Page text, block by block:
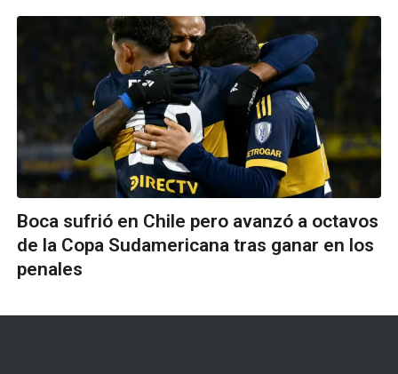
Boca sufrió en Chile pero avanzó a octavos
de la Copa Sudamericana tras ganar en los
penales